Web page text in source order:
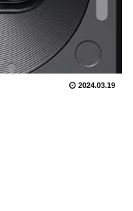
2024.03.19